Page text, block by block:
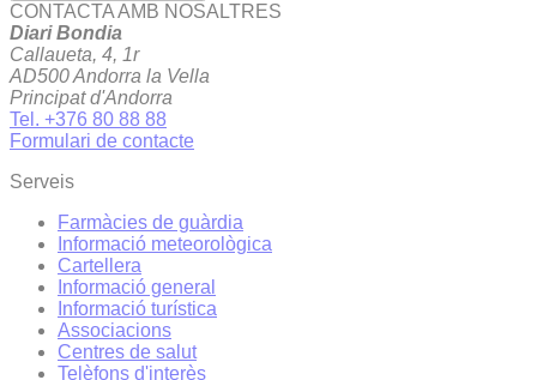
CONTACTA AMB NOSALTRES
Diari Bondia
Callaueta, 4, 1r
AD500 Andorra la Vella
Principat d'Andorra
Tel. +376 80 88 88
Formulari de contacte
Serveis
Farmàcies de guàrdia
Informació meteorològica
Cartellera
Informació general
Informació turística
Associacions
Centres de salut
Telèfons d'interès